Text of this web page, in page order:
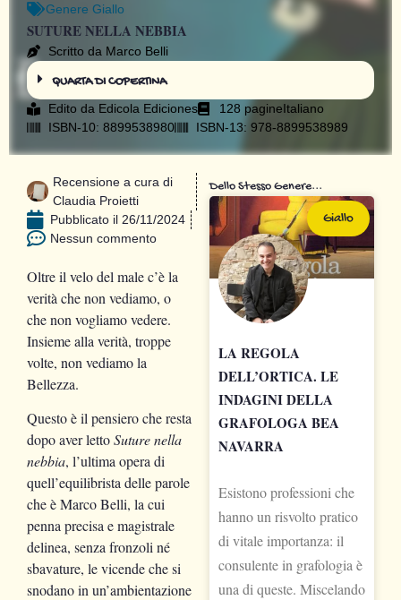
Genere Giallo
SUTURE NELLA NEBBIA
Scritto da Marco Belli
QUARTA DI COPERTINA
Edito da Edicola Ediciones 128 pagineItaliano
ISBN-10: 8899538980
ISBN-13: 978-8899538989
Recensione a cura di
Claudia Proietti
Pubblicato il 26/11/2024
Nessun commento
Oltre il velo del male c’è la
verità che non vediamo, o
che non vogliamo vedere.
Insieme alla verità, troppe
volte, non vediamo la
Bellezza.
Questo è il pensiero che resta
dopo aver lettoSuture nella
nebbia, l’ultima opera di
quell’equilibrista delle parole
che è Marco Belli, la cui
penna precisa e magistrale
delinea, senza fronzoli né
sbavature, le vicende che si
snodano in un’ambientazione
Dello Stesso Genere...
Giallo
LA REGOLA
DELL’ORTICA. LE
INDAGINI DELLA
GRAFOLOGA BEA
NAVARRA
Esistono professioni che
hanno un risvolto pratico
di vitale importanza: il
consulente in grafologia è
una di queste. Miscelando